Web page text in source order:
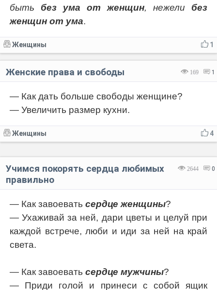
быть без ума от женщин, нежели без
женщин от ума.
1
Женщины
169 1
Женские права и свободы
— Как дать больше свободы женщине?
— Увеличить размер кухни.
4
Женщины
2644 0
Учимся покорять сердца любимых
правильно
— Как завоевать сердце женщины?
— Ухаживай за ней, дари цветы и целуй при
каждой встрече, люби и иди за ней на край
света.
— Как завоевать сердце мужчины?
— Приди голой и принеси с собой ящик